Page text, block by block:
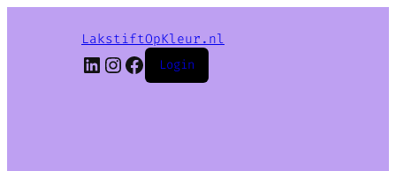
LakstiftOpKleur.nl
LinkedIn
Instagram
Facebook
Login